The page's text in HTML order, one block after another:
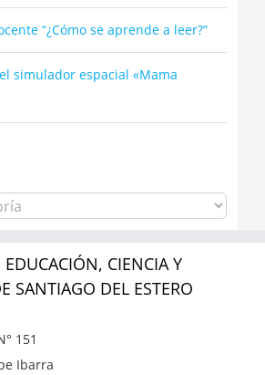
“¿Cómo se aprende a leer?”
simulador espacial «Mama
CIENCIA Y
SANTIAGO DEL ESTERO
151
Ibarra